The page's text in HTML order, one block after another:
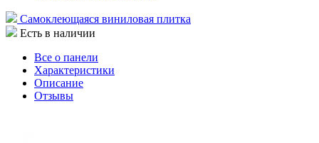
Самоклеющаяся виниловая плитка
Есть в наличии
Все о панели
Характеристики
Описание
Отзывы